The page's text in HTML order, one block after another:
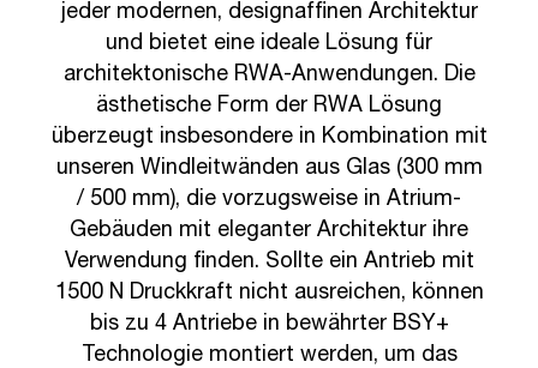
jeder modernen, designaffinen Architektur
und bietet eine ideale Lösung für
architektonische RWA-Anwendungen. Die
ästhetische Form der RWA Lösung
überzeugt insbesondere in Kombination mit
unseren Windleitwänden aus Glas (300 mm
/ 500 mm), die vorzugsweise in Atrium-
Gebäuden mit eleganter Architektur ihre
Verwendung finden. Sollte ein Antrieb mit
1500 N Druckkraft nicht ausreichen, können
bis zu 4 Antriebe in bewährter BSY+
Technologie montiert werden, um das